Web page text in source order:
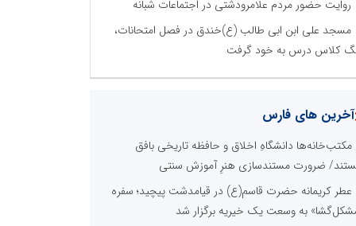
روایت حضور مردم علامرودشتی در اجتماعات شبانه
مسجد علی ابن ابی طالب (ع)خندق در فصل امتحانات،
کلاس درس به خود گرفت
آخرین های فارس
مکتب‌خانه‌ها دانشگاهِ اخلاق و حافظه تاریخی بافق
ضرورت مستندسازی هنرِ آموزش سنتی
عطر کریمانه حضرت قاسم(ع) در قیامدشت پیچید؛ سفره
به وسعت یک خیریه برگزار شد